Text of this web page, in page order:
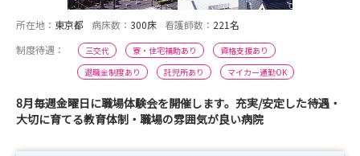
所在地： 東京都 病床数： 300床 看護師数： 221名
制度待遇：
三交代 寮・住宅補助あり
資格支援あり
退職金制度あり
託児所あり マイカー通勤OK
8月毎週金曜日に職場体験会を開催します。充実/安定した待遇・
大切に育てる教育体制・職場の雰囲気が良い病院